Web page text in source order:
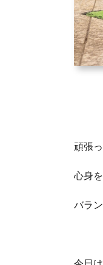
頑張
心身
バラ